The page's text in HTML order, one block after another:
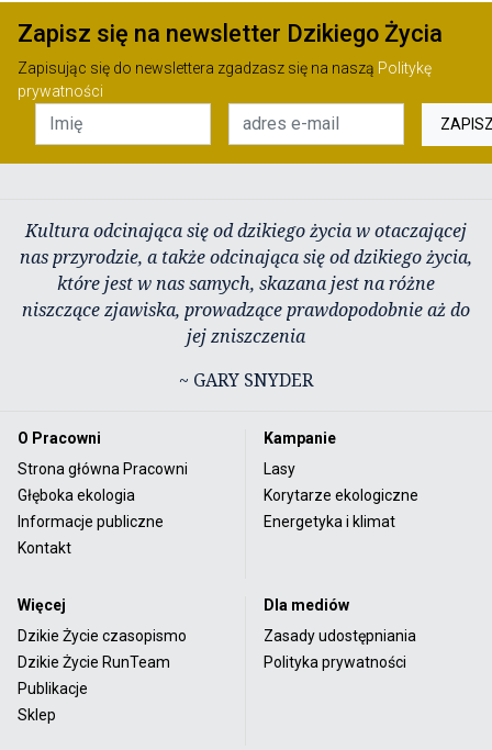
Zapisz się na newsletter Dzikiego Życia
Zapisując się do newslettera zgadzasz się na naszą Politykę
prywatności
Kultura odcinająca się od dzikiego życia w otaczającej
nas przyrodzie, a także odcinająca się od dzikiego życia,
które jest w nas samych, skazana jest na różne
niszczące zjawiska, prowadzące prawdopodobnie aż do
jej zniszczenia
~ GARY SNYDER
O Pracowni
Strona główna Pracowni
Głęboka ekologia
Informacje publiczne
Kontakt
Kampanie
Lasy
Korytarze ekologiczne
Energetyka i klimat
Więcej
Dzikie Życie czasopismo
Dzikie Życie RunTeam
Publikacje
Sklep
Dla mediów
Zasady udostępniania
Polityka prywatności